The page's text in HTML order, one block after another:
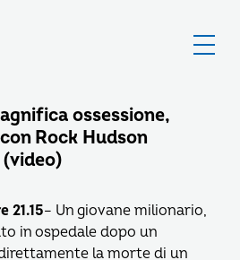
ossessione,
Rock Hudson
21.15– Un giovane milionario,
in ospedale dopo un
la morte di un